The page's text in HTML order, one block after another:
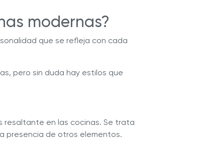
modernas?
que se refleja con cada
pero sin duda hay estilos que
resaltante en las cocinas. Se trata
presencia de otros elementos.